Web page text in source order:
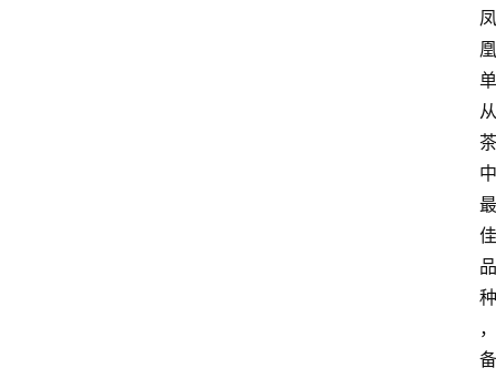
凤
凰
单
从
茶
中
最
佳
品
种
，
备